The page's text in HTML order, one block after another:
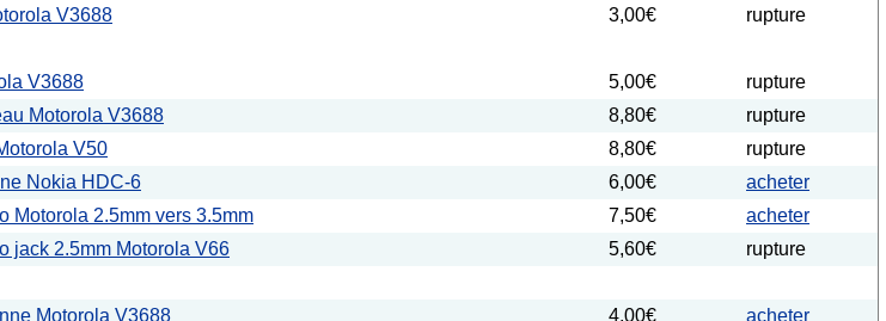
V3688 3,00€
rupture
V3688 5,00€
rupture
Motorola V3688 8,80€
rupture
V50 8,80€
rupture
Nokia HDC-6 6,00€
acheter
Motorola 2.5mm vers 3.5mm 7,50€
acheter
jack 2.5mm Motorola V66 5,60€
rupture
Motorola V3688 4,00€ acheter